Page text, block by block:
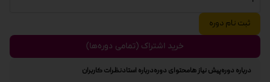
ثبت نام دوره
خرید اشتراک (تمامی دوره‌ها)
درباره دورهپیش نیاز هامحتوای دورهدرباره استادنظرات کاربران